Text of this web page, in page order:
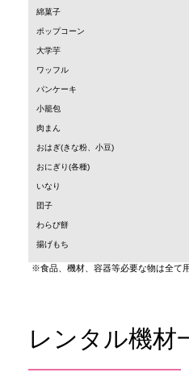
綿菓子
ポップコーン
大学芋
ワッフル
パンケーキ
小籠包
肉まん
おはぎ(きな粉、小豆)
おにぎり(各種)
いなり
団子
わらび餅
揚げもち
※食品、機材、容器等必要な物は全て
レンタル機材